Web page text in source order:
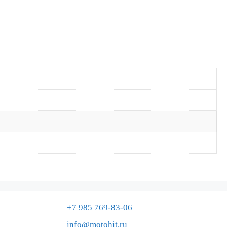
+7 985 769-83-06
info@motohit.ru